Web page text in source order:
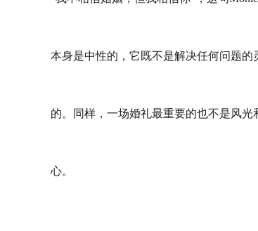
本身是中性的，它既不是解决任何问题
的。同样，一场婚礼最重要的也不是风
心。